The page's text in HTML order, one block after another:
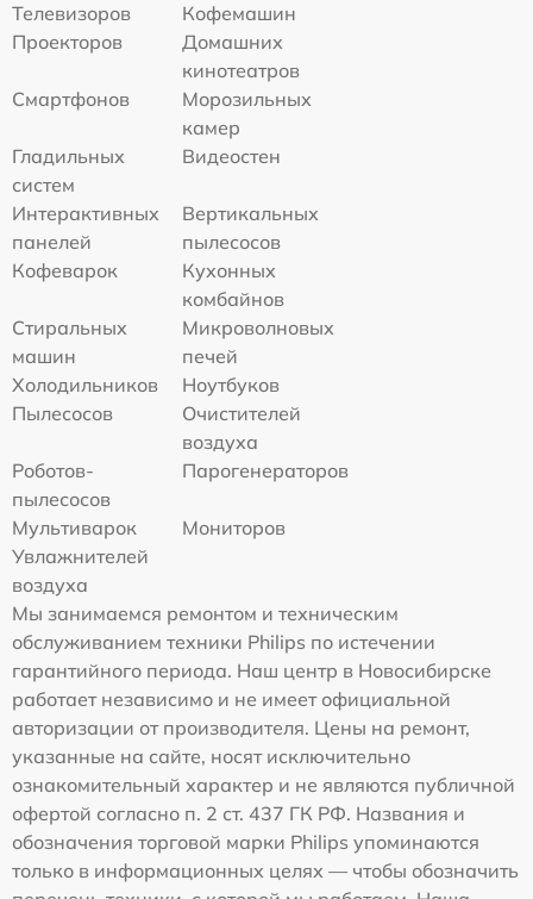
Телевизоров
Кофемашин
Проекторов
Домашних
кинотеатров
Смартфонов
Морозильных
камер
Гладильных
систем
Видеостен
Интерактивных
панелей
Вертикальных
пылесосов
Кофеварок
Кухонных
комбайнов
Стиральных
машин
Микроволновых
печей
Холодильников
Ноутбуков
Пылесосов
Очистителей
воздуха
Роботов-
пылесосов
Парогенераторов
Мультиварок
Мониторов
Увлажнителей
воздуха
Мы занимаемся ремонтом и техническим
обслуживанием техники Philips по истечении
гарантийного периода. Наш центр в Новосибирске
работает независимо и не имеет официальной
авторизации от производителя. Цены на ремонт,
указанные на сайте, носят исключительно
ознакомительный характер и не являются публичной
офертой согласно п. 2 ст. 437 ГК РФ. Названия и
обозначения торговой марки Philips упоминаются
только в информационных целях — чтобы обозначить